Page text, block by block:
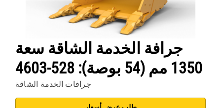
جرافة الخدمة الشاقة سعة
1350 مم (54 بوصة): 528-4603
جرافات الخدمة الشاقة